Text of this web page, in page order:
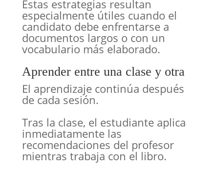
Estas estrategias resultan
especialmente útiles cuando el
candidato debe enfrentarse a
documentos largos o con un
vocabulario más elaborado.
Aprender entre una clase y otra
El aprendizaje continúa después
de cada sesión.
Tras la clase, el estudiante aplica
inmediatamente las
recomendaciones del profesor
mientras trabaja con el libro.